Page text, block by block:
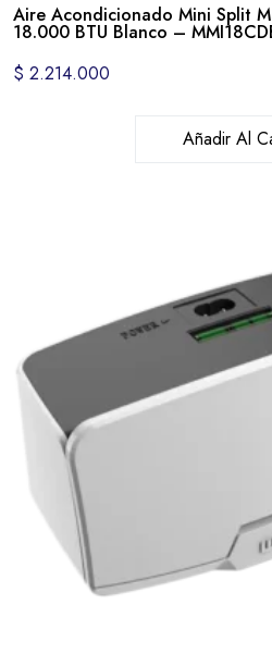
Aire Acondicionado Mini Split
18.000 BTU Blanco –
$ 2.214.000
Añadir Al